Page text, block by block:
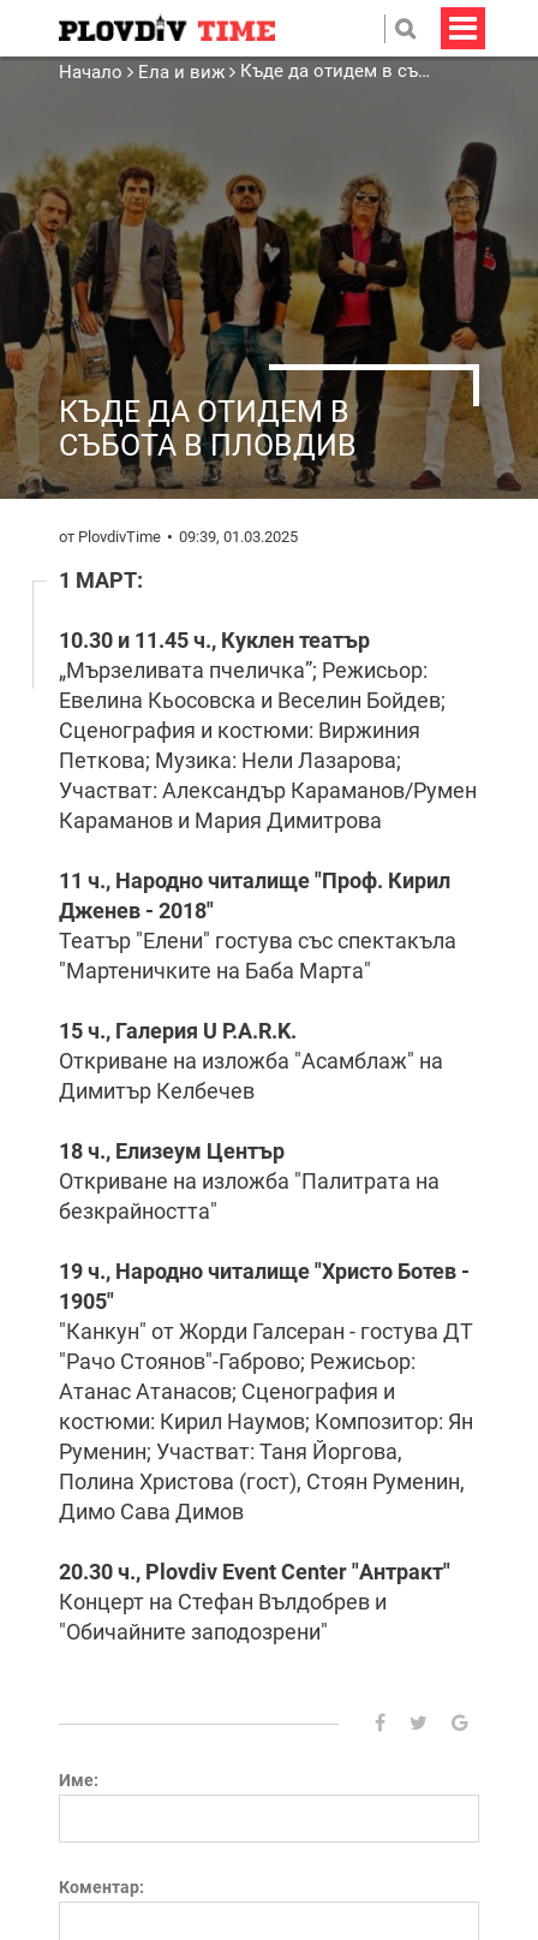
Начало Ела и виж Къде да отидем в събота в Пловдив
КЪДЕ ДА ОТИДЕМ В
СЪБОТА В ПЛОВДИВ
от PlovdivTime 09:39, 01.03.2025
1 МАРТ:
10.30 и 11.45 ч., Куклен театър
„Мързеливата пчеличка”; Режисьор:
Евелина Кьосовска и Веселин Бойдев;
Сценография и костюми: Виржиния
Петкова; Музика: Нели Лазарова;
Участват: Александър Караманов/Румен
Караманов и Мария Димитрова
11 ч., Народно читалище "Проф. Кирил
Дженев - 2018"
Театър "Елени" гостува със спектакъла
"Мартеничките на Баба Марта"
15 ч., Галерия U P.A.R.K.
Откриване на изложба "Асамблаж" на
Димитър Келбечев
18 ч., Елизеум Център
Откриване на изложба "Палитрата на
безкрайността"
19 ч., Народно читалище "Христо Ботев -
1905"
"Канкун" от Жорди Галсеран - гостува ДТ
"Рачо Стоянов"-Габрово; Режисьор:
Атанас Атанасов; Сценография и
костюми: Кирил Наумов; Композитор: Ян
Руменин; Участват: Таня Йоргова,
Полина Христова (гост), Стоян Руменин,
Димо Сава Димов
20.30 ч., Plovdiv Event Center "Антракт"
Концерт на Стефан Вълдобрев и
"Обичайните заподозрени"
Име:
Коментар: